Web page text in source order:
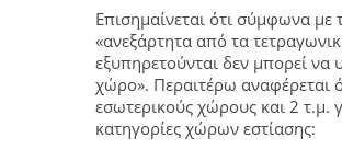
Επισημαίνεται ότι σύμφωνα με
«ανεξάρτητα από τα
εξυπηρετούνται δεν μπορεί να
χώρο». Περαιτέρω αναφέρεται
εσωτερικούς χώρους και 2 τ.μ.
κατηγορίες χώρων εστίασης: